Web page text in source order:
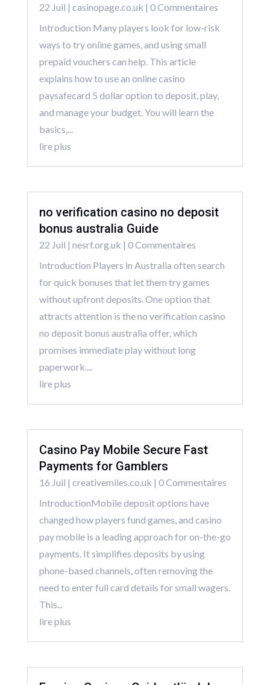
22 Juil | casinopage.co.uk | 0 Commentaires
Introduction Many players look for low-risk
ways to try online games, and using small
prepaid vouchers can help. This article
explains how to use an online casino
paysafecard 5 dollar option to deposit, play,
and manage your budget. You will learn the
basics,...
lire plus
no verification casino no deposit
bonus australia Guide
22 Juil | nesrf.org.uk | 0 Commentaires
Introduction Players in Australia often search
for quick bonuses that let them try games
without upfront deposits. One option that
attracts attention is the no verification casino
no deposit bonus australia offer, which
promises immediate play without long
paperwork....
lire plus
Casino Pay Mobile Secure Fast
Payments for Gamblers
16 Juil | creativemiles.co.uk | 0 Commentaires
IntroductionMobile deposit options have
changed how players fund games, and casino
pay mobile is a leading approach for on-the-go
payments. It simplifies deposits by using
phone-based channels, often removing the
need to enter full card details for small wagers.
This...
lire plus